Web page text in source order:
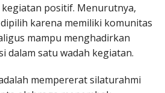
positif. Menurutnya,
karena memiliki komunitas
mampu menghadirkan
dalam satu wadah kegiatan.
mempererat silaturahmi